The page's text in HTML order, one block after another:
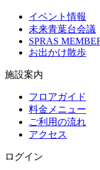
イベント情報
未来青葉台会議
SPRAS
お出かけ散歩
施設案内
フロアガイド
料金メニュー
ご利用の流れ
アクセス
ログイン